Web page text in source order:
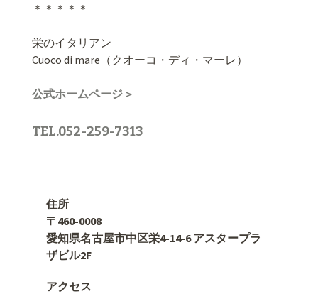
＊＊＊＊＊
栄のイタリアン
Cuoco di mare（クオーコ・ディ・マーレ）
公式ホームページ＞
TEL.052-259-7313
住所
〒460-0008
愛知県名古屋市中区栄4-14-6 アスタープラ
ザビル2F
アクセス